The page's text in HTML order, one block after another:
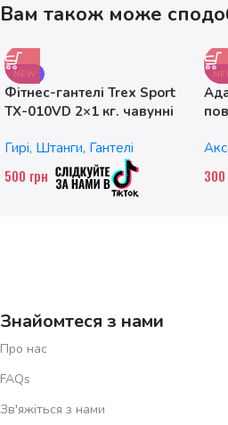
Вам також може
NEW
Фітнес-гантелі Trex Sport
TX-010VD 2×1 кг. чавунні
Гирі, Штанги, Гантелі
500 грн 300
Знайомтеся з нами
Про нас
FAQs
Зв'яжіться з нами